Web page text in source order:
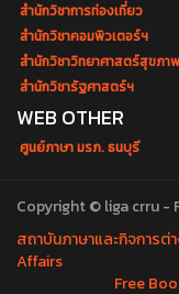
สำนักวิชาการท่องเที่ยว
สำนักวิชาคอมพิวเตอร์ฯ
สำนักวิชาวิทยาศาสตร์สุขภาพ
สำนักวิชารัฐศาสตร์ฯ
WEB OTHER
ศูนย์ภาษา มรภ. ธนบุรี
Copyright © liga crru -
สถาบันภาษาและกิจการต่
Affairs
Free